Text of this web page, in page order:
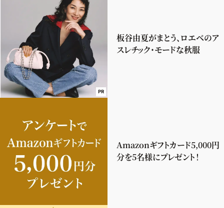
PR
板谷由夏がまとう、ロエベのア
スレチック・モードな秋服
Amazonギフトカード5,000円
分を5名様にプレゼント！